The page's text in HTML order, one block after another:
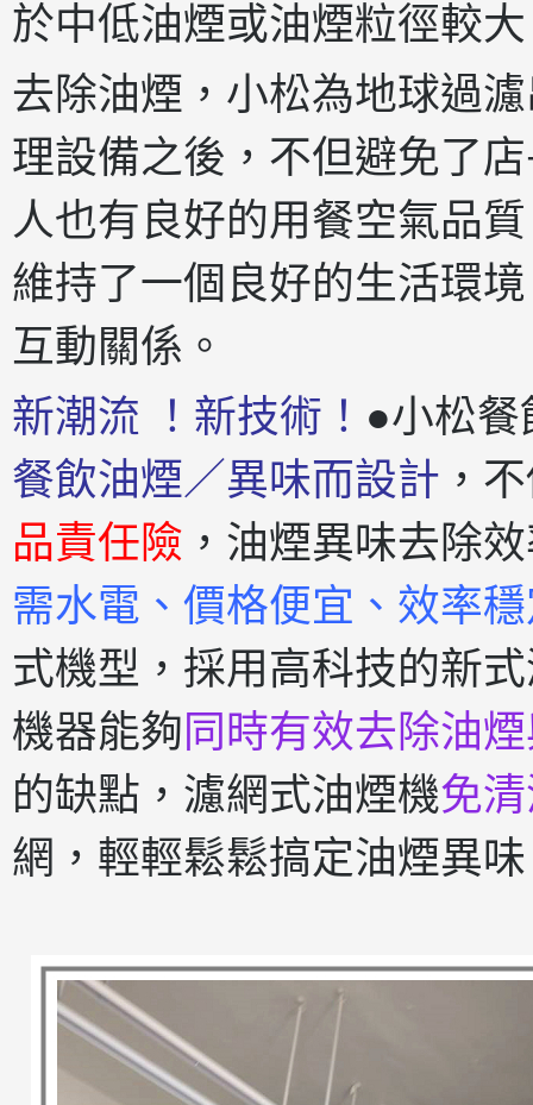
於中低油煙或油煙粒徑較
去除油煙，小松為地球過
理設備之後，不但避免了
人也有良好的用餐空氣品
維持了一個良好的生活環
互動關係。
新潮流 ！新技術！ ●小松餐
餐飲油煙／異味而設計 ，
品責任險 ，油煙異味去除
需水電、價格便宜、效率
式機型，採用高科技的新
機器能夠 同時有效去除油
的缺點，濾網式油煙機免
網，輕輕鬆鬆搞定油煙異